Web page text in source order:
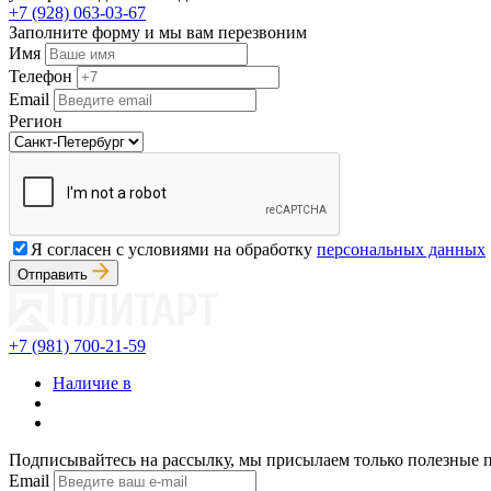
+7 (928) 063-03-67
Заполните форму и мы вам перезвоним
Имя
Телефон
Email
Регион
Я согласен с условиями на обработку персональных данных
Отправить
+7 (981) 700-21-59
Наличие в
Подписывайтесь на рассылку, мы присылаем только полезные
Email